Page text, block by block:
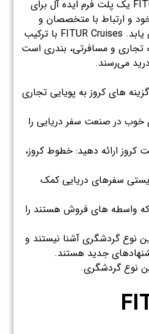
رشد مداوم، در FITUR Cruises یک پلت فرم ایده آل برای
و ارتباط با متخصصان و
مسافران به طور یکسان می یابد. FITUR Cruises با ترکیب
تجاری و مسافرتی، بندری است
می‌رسند.
های کروز به پویایی تجاری
خوب در صنعت سفر دریایی را
ارائه دهید: خطوط کروز،
سفرهای دریایی کمک
واسطه های فروش هستند را
نوع گردشگری آشنا نیستند و
جدید هستند.
نوع گردشگری.